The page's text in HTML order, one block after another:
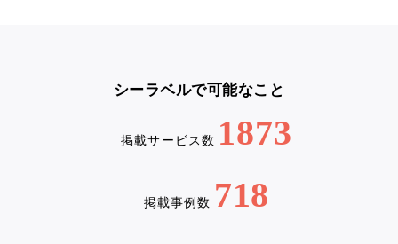
シーラベルで可能なこと
掲載サービス数 1873
掲載事例数 718